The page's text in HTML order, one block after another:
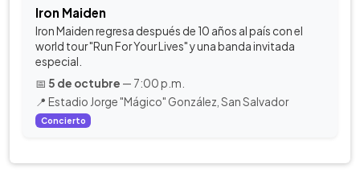
Iron Maiden
Iron Maiden regresa después de 10 años al país con el
world tour "Run For Your Lives" y una banda invitada
especial.
📅 5 de octubre — 7:00 p.m.
📍 Estadio Jorge "Mágico" González, San Salvador
Concierto